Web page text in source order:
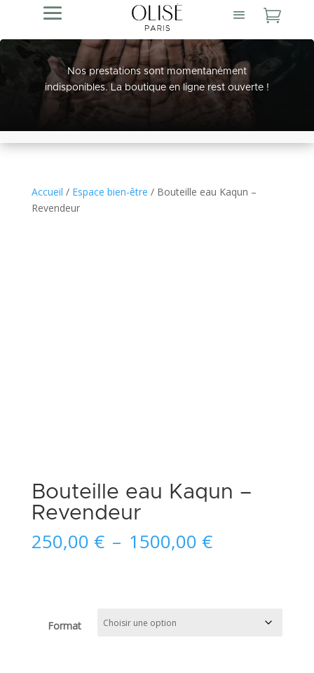

Nos prestations sont momentanément
indisponibles. La boutique en ligne rest ouverte !
Accueil / Espace bien-être / Bouteille eau Kaqun –
Revendeur
Bouteille eau Kaqun –
Revendeur
250,00 € – 1500,00 €Plage
de
1500,00 €
Format